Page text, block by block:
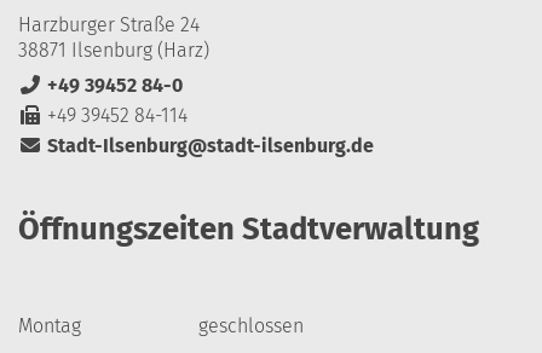
Harzburger Straße 24
38871 Ilsenburg (Harz)
+49 39452 84-0
+49 39452 84-114
Stadt-Ilsenburg@stadt-ilsenburg.de
Öffnungszeiten Stadtverwaltung
Montag
geschlossen